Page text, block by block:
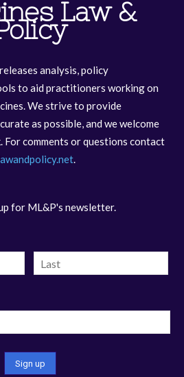
Law &
analysis, policy
to aid practitioners working on
We strive to provide
as possible, and we welcome
For comments or questions contact
.
for ML&P's newsletter.